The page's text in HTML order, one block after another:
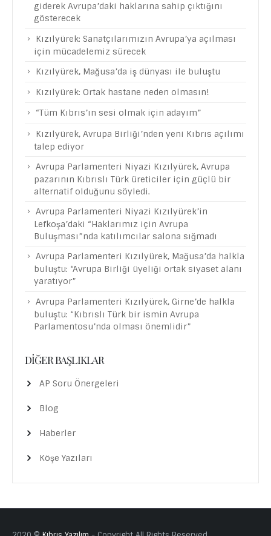
giderek Avrupa’daki haklarına sahip çıktığını
gösterecek
Kızılyürek: Sanatçılarımızın Avrupa’ya açılması
için mücadelemiz sürecek
Kızılyürek, Mağusa’da iş dünyası ile buluştu
Kızılyürek: Ortak hastane neden olmasın!
“Tüm Kıbrıs’ın sesi olmak için adayım”
Kızılyürek, Avrupa Birliği’nden yeni Kıbrıs açılımı
talep ediyor
Avrupa Parlamenteri Niyazi Kızılyürek, Avrupa
pazarının Kıbrıslı Türk üreticiler için güçlü bir
alternatif olduğunu söyledi.
Avrupa Parlamenteri Niyazi Kızılyürek’in
Lefkoşa’daki “Haklarımız için Avrupa
Buluşması”nda katılımcılar salona sığmadı
Avrupa Parlamenteri Kızılyürek, Mağusa’da halkla
buluştu: “Avrupa Birliği üyeliği ortak siyaset alanı
yaratıyor”
Avrupa Parlamenteri Kızılyürek, Girne’de halkla
buluştu: “Kıbrıslı Türk bir ismin Avrupa
Parlamentosu’nda olması önemlidir”
DIĞER BAŞLIKLAR
AP Soru Önergeleri
Blog
Haberler
Köşe Yazıları